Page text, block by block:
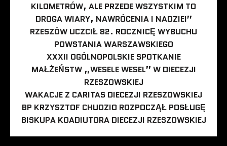
KILOMETRÓW, ALE PRZEDE WSZYSTKIM TO
DROGA WIARY, NAWRÓCENIA I NADZIEI”
RZESZÓW UCZCIŁ 82. ROCZNICĘ WYBUCHU
POWSTANIA WARSZAWSKIEGO
XXXII OGÓLNOPOLSKIE SPOTKANIE
MAŁŻEŃSTW „WESELE WESEL” W DIECEZJI
RZESZOWSKIEJ
WAKACJE Z CARITAS DIECEZJI RZESZOWSKIEJ
BP KRZYSZTOF CHUDZIO ROZPOCZĄŁ POSŁUGĘ
BISKUPA KOADIUTORA DIECEZJI RZESZOWSKIEJ